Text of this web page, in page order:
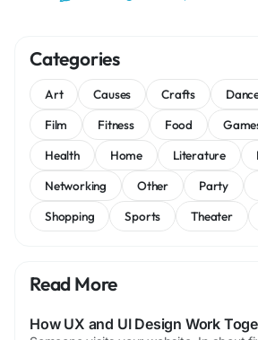
Categories
Art Causes Crafts
Film
Fitness Food
Health
Home Literature
Networking
Other Party
Shopping
Sports Theater
Read More